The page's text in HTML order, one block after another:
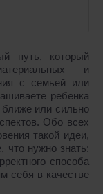
путь, который
и
с семьей или
ребенка
ближе или сильно
Обо всех
такой идеи,
что нужно знать:
способа
себя в качестве